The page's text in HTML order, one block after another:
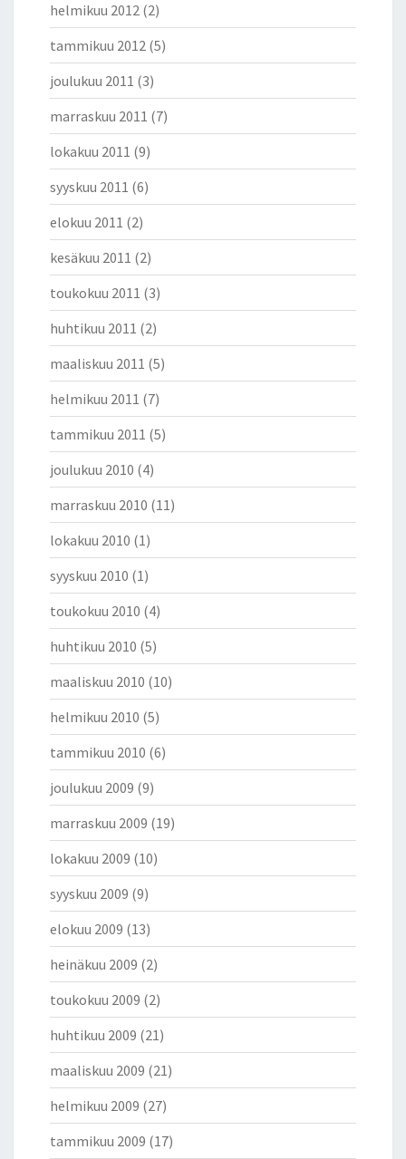
helmikuu 2012 (2)
tammikuu 2012 (5)
joulukuu 2011 (3)
marraskuu 2011 (7)
lokakuu 2011 (9)
syyskuu 2011 (6)
elokuu 2011 (2)
kesäkuu 2011 (2)
toukokuu 2011 (3)
huhtikuu 2011 (2)
maaliskuu 2011 (5)
helmikuu 2011 (7)
tammikuu 2011 (5)
joulukuu 2010 (4)
marraskuu 2010 (11)
lokakuu 2010 (1)
syyskuu 2010 (1)
toukokuu 2010 (4)
huhtikuu 2010 (5)
maaliskuu 2010 (10)
helmikuu 2010 (5)
tammikuu 2010 (6)
joulukuu 2009 (9)
marraskuu 2009 (19)
lokakuu 2009 (10)
syyskuu 2009 (9)
elokuu 2009 (13)
heinäkuu 2009 (2)
toukokuu 2009 (2)
huhtikuu 2009 (21)
maaliskuu 2009 (21)
helmikuu 2009 (27)
tammikuu 2009 (17)